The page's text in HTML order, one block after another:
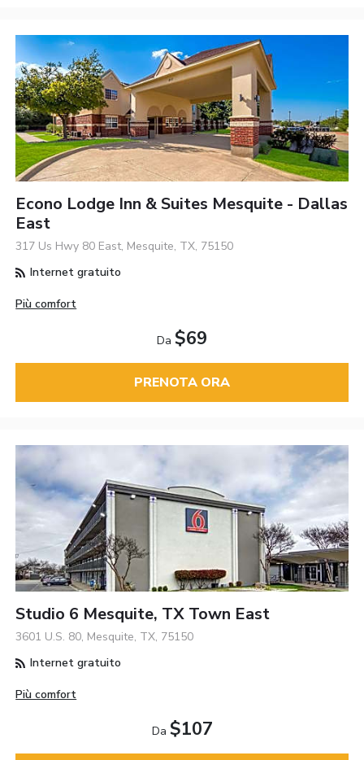
Econo Lodge Inn & Suites Mesquite - Dallas
East
317 Us Hwy 80 East, Mesquite, TX, 75150
Internet gratuito
Più comfort
Da $69
PRENOTA ORA
Studio 6 Mesquite, TX Town East
3601 U.S. 80, Mesquite, TX, 75150
Internet gratuito
Più comfort
Da $107